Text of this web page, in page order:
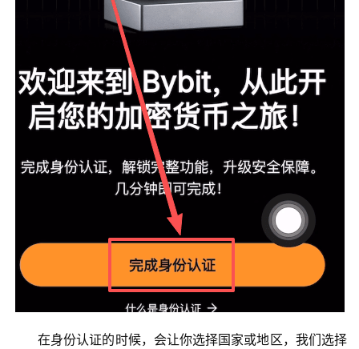
在身份认证的时候，会让你选择国家或地区，我们选择